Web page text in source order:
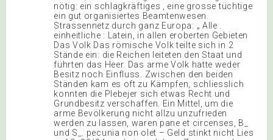
nötig: ein schlagkräftiges , eine grosse tüchtige
ein gut organisiertes Beamtenwesen.
Strassennetz durch ganz Europa: „ Alle .
einheitliche : Latein, in allen eroberten Gebieten
Das Volk Das römische Volk teilte sich in 2
Stände ein: die Reichen leiteten den Staat und
führten das Heer. Das arme Volk hatte weder
Besitz noch Einfluss. Zwischen den beiden
Ständen kam es oft zu Kämpfen, schliesslich
konnten die Plebejer sich etwas Recht und
Grundbesitz verschaffen. Ein Mittel, um die
arme Bevölkerung nicht allzu unzufrieden
werden zu lassen, waren pane et circenses, B_
und S_. pecunia non olet – Geld stinkt nicht Lies